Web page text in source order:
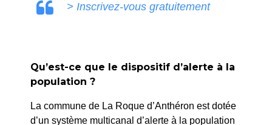
PRÉCÉDENT
Directeur Général des Services
> Inscrivez-vous gratuitement
Qu’est-ce que le dispositif d’alerte à la
population ?
La commune de La Roque d’Anthéron est dotée
d’un système multicanal d’alerte à la population